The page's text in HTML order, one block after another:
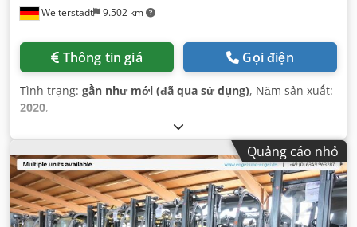
Weiterstadt 9.502 km
Thông tin giá Gọi điện
Tình trạng: gần như mới (đã qua sử dụng), Năm sản xuất:
2020,
Quảng cáo nhỏ